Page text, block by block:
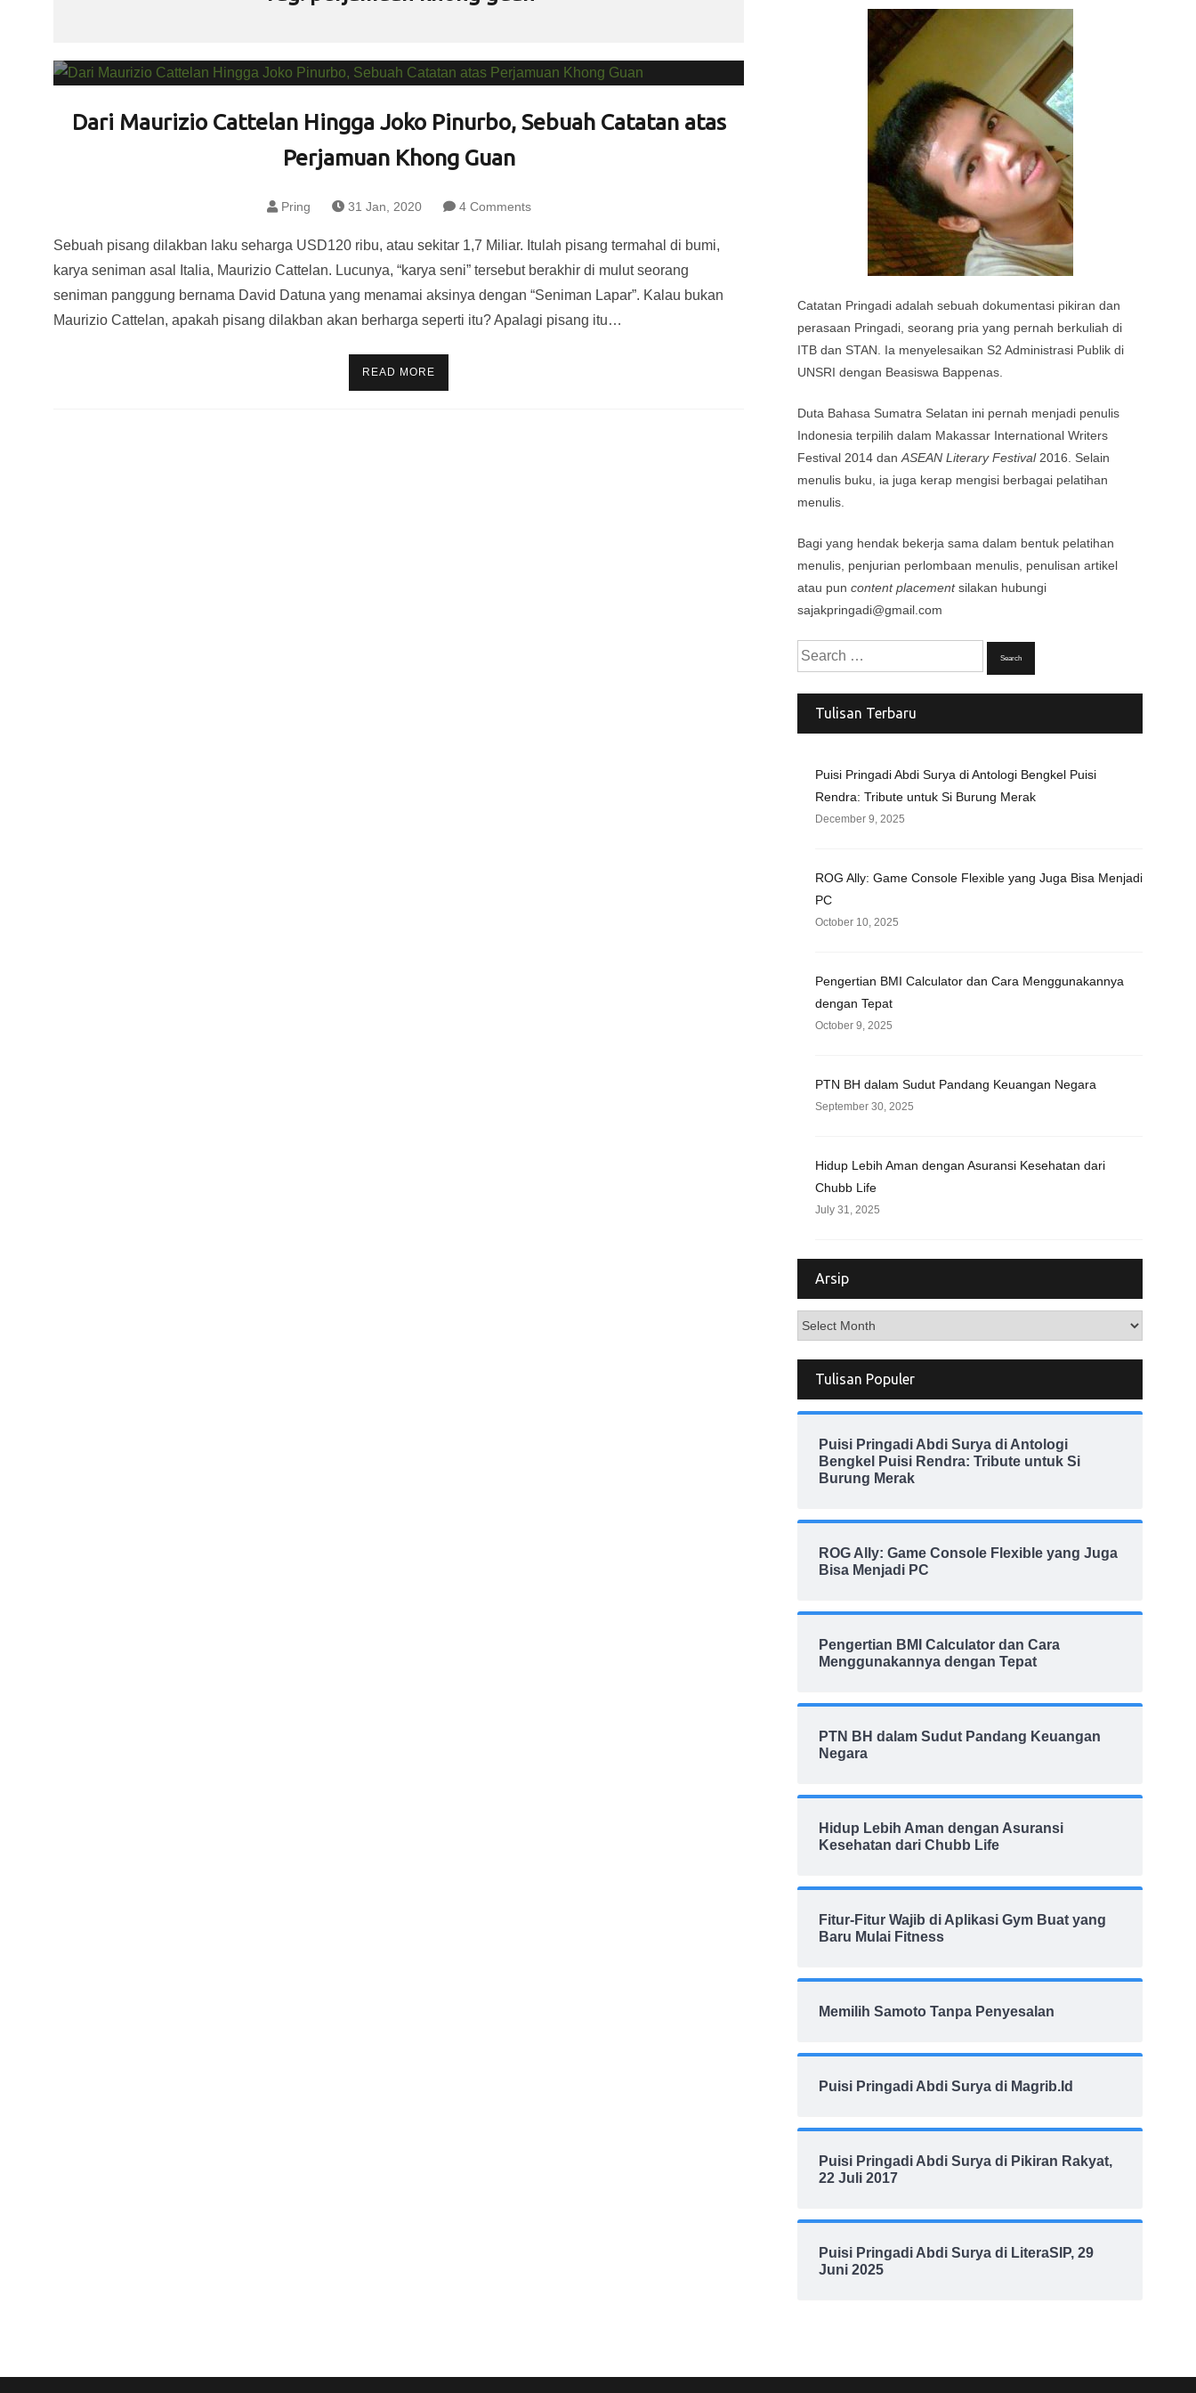
Dari Maurizio Cattelan Hingga Joko Pinurbo, Sebuah Catatan atas
Perjamuan Khong Guan
Pring 31 Jan, 2020 4 Comments
Sebuah pisang dilakban laku seharga USD120 ribu, atau sekitar 1,7 Miliar. Itulah pisang termahal di bumi,
karya seniman asal Italia, Maurizio Cattelan. Lucunya, “karya seni” tersebut berakhir di mulut seorang
seniman panggung bernama David Datuna yang menamai aksinya dengan “Seniman Lapar”. Kalau bukan
Maurizio Cattelan, apakah pisang dilakban akan berharga seperti itu? Apalagi pisang itu…
READ MORE
Catatan Pringadi adalah sebuah dokumentasi pikiran dan
perasaan Pringadi, seorang pria yang pernah berkuliah di
ITB dan STAN. Ia menyelesaikan S2 Administrasi Publik di
UNSRI dengan Beasiswa Bappenas.
Duta Bahasa Sumatra Selatan ini pernah menjadi penulis
Indonesia terpilih dalam Makassar International Writers
Festival 2014 danASEAN Literary Festival2016. Selain
menulis buku, ia juga kerap mengisi berbagai pelatihan
menulis.
Bagi yang hendak bekerja sama dalam bentuk pelatihan
menulis, penjurian perlombaan menulis, penulisan artikel
atau pun content placementsilakan hubungi
sajakpringadi@gmail.com
Search
for:
Tulisan Terbaru
Puisi Pringadi Abdi Surya di Antologi Bengkel Puisi
Rendra: Tribute untuk Si Burung Merak
December 9, 2025
ROG Ally: Game Console Flexible yang Juga Bisa Menjadi
PC
October 10, 2025
Pengertian BMI Calculator dan Cara Menggunakannya
dengan Tepat
October 9, 2025
PTN BH dalam Sudut Pandang Keuangan Negara
September 30, 2025
Hidup Lebih Aman dengan Asuransi Kesehatan dari
Chubb Life
July 31, 2025
Arsip
Arsip
Tulisan Populer
Puisi Pringadi Abdi Surya di Antologi
Bengkel Puisi Rendra: Tribute untuk Si
Burung Merak
ROG Ally: Game Console Flexible yang Juga
Bisa Menjadi PC
Pengertian BMI Calculator dan Cara
Menggunakannya dengan Tepat
PTN BH dalam Sudut Pandang Keuangan
Negara
Hidup Lebih Aman dengan Asuransi
Kesehatan dari Chubb Life
Fitur-Fitur Wajib di Aplikasi Gym Buat yang
Baru Mulai Fitness
Memilih Samoto Tanpa Penyesalan
Puisi Pringadi Abdi Surya di Magrib.Id
Puisi Pringadi Abdi Surya di Pikiran Rakyat,
22 Juli 2017
Puisi Pringadi Abdi Surya di LiteraSIP, 29
Juni 2025